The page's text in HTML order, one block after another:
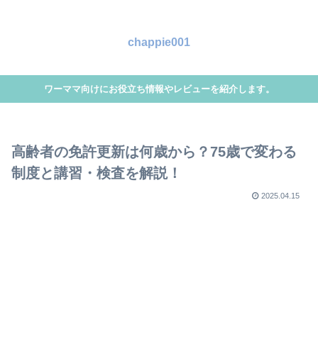
chappie001
ワーママ向けにお役立ち情報やレビューを紹介します。
高齢者の免許更新は何歳から？75歳で変わる
制度と講習・検査を解説！
2025.04.15